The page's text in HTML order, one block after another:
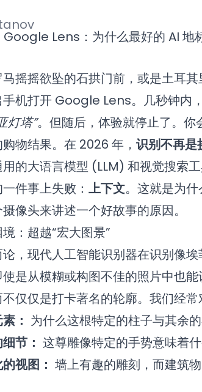
摇摇欲坠的石拱门前，或是土耳
机打开 Google Lens。几秒钟内
灯塔”。但随后，体验就停止了。
物结果。在 2026 年， 识别不再
的大语言模型 (LLM) 和视觉搜索
件事上失败： 上下文。这就是为
像头来讲述一个好故事的原因。
：超越“宏大图景”
，现代人工智能识别器在识别像
是从模糊或构图不佳的照片中也
仅仅是打卡著名的轮廓。我们经常
： 为什么这根特定的柱子与其余
节： 这尊雕像特定的手势意味着
视图： 墙上有趣的雕刻，而建筑